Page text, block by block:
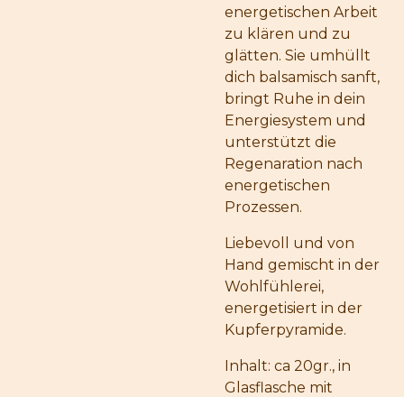
energetischen Arbeit
zu klären und zu
glätten. Sie umhüllt
dich balsamisch sanft,
bringt Ruhe in dein
Energiesystem und
unterstützt die
Regenaration nach
energetischen
Prozessen.
Liebevoll und von
Hand gemischt in der
Wohlfühlerei,
energetisiert in der
Kupferpyramide.
Inhalt: ca 20gr., in
Glasflasche mit